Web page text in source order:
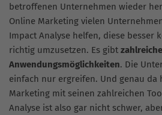
betroffenen Unternehmen wieder
Online Marketing vielen
Impact Analyse helfen, diese besser
richtig umzusetzen. Es gibt zahlreiche
Anwendungsmöglichkeiten. Die
einfach nur ergreifen. Und genau da
Marketing mit seinen zahlreichen
Analyse ist also gar nicht schwer,